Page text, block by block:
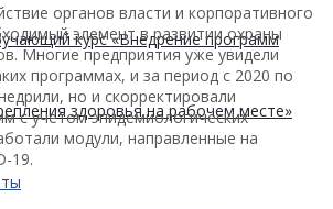
курс «Внедрение программ
здоровья на рабочем месте»
органов власти и корпоративного
элемент в развитии охраны
Многие предприятия уже увидели
программах, и за период с 2020 по
но и скорректировали
с учетом эпидемиологических
модули, направленные на
19.